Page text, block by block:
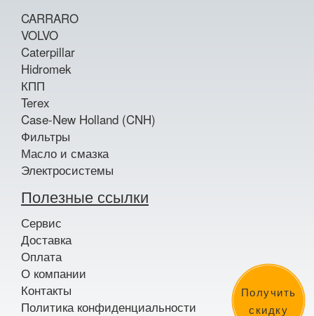
Получить
скидку
CARRARO
VOLVO
Caterpillar
Hidromek
КПП
Terex
Case-New Holland (CNH)
Фильтры
Масло и смазка
Электросистемы
Полезные ссылки
Сервис
Доставка
Оплата
О компании
Контакты
Политика конфиденциальности